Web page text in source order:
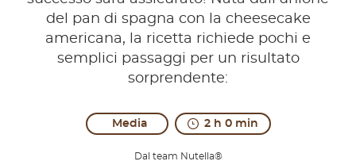
del pan di spagna con la cheesecake
americana, la ricetta richiede pochi e
semplici passaggi per un risultato
sorprendente:
Media 2 h 0 min
Dal team Nutella®